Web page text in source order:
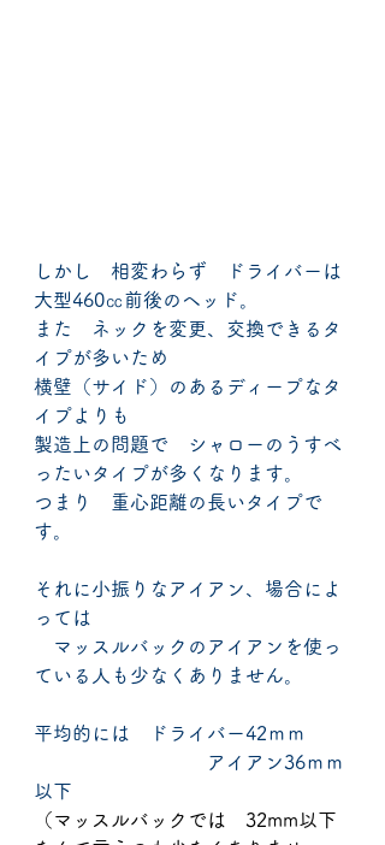
しかし　相変わらず　ドライバーは
大型460㏄前後のヘッド。
また　ネックを変更、交換できるタ
イプが多いため
横壁（サイド）のあるディープなタ
イプよりも
製造上の問題で　シャローのうすべ
ったいタイプが多くなります。
つまり　重心距離の長いタイプで
す。
それに小振りなアイアン、場合によ
っては
マッスルバックのアイアンを使っ
ている人も少なくありません。
平均的には　ドライバー42ｍｍ
アイアン36ｍｍ
以下
（マッスルバックでは　32mm以下